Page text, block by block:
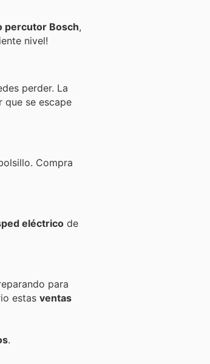
percutor Bosch,
nivel!
perder. La
que se escape
Compra
eléctrico de
para
estas ventas
.